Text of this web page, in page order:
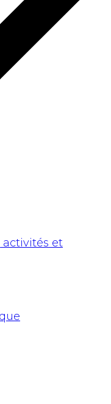
activités et